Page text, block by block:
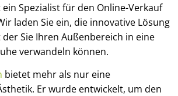
Spezialist für den Online-Verkauf
laden Sie ein, die innovative Lösung
Sie Ihren Außenbereich in eine
verwandeln können.
bietet mehr als nur eine
Er wurde entwickelt, um den